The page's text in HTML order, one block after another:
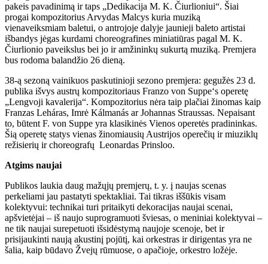
pakeis pavadinimą ir taps „Dedikacija M. K. Čiurlioniui“. Šiai
progai kompozitorius Arvydas Malcys kuria muziką
vienaveiksmiam baletui, o antrojoje dalyje jaunieji baleto artistai
išbandys jėgas kurdami choreografines miniatiūras pagal M. K.
Čiurlionio paveikslus bei jo ir amžininkų sukurtą muziką. Premjera
bus rodoma balandžio 26 dieną.
38-ą sezoną vainikuos paskutinioji sezono premjera: gegužės 23 d.
publika išvys austrų kompozitoriaus Franzo von Suppe‘s operetę
„Lengvoji kavalerija“. Kompozitorius nėra taip plačiai žinomas kaip
Franzas Leháras, Imrė Kálmanás ar Johannas Straussas. Nepaisant
to, būtent F. von Suppe yra klasikinės Vienos operetės pradininkas.
Šią operetę statys vienas žinomiausių Austrijos operečių ir miuziklų
režisierių ir choreografų Leonardas Prinsloo.
Atgims naujai
Publikos laukia daug mažųjų premjerų, t. y. į naujas scenas
perkeliami jau pastatyti spektakliai. Tai tikras iššūkis visam
kolektyvui: technikai turi pritaikyti dekoracijas naujai scenai,
apšvietėjai – iš naujo suprogramuoti šviesas, o meniniai kolektyvai –
ne tik naujai surepetuoti išsidėstymą naujoje scenoje, bet ir
prisijaukinti naują akustinį pojūtį, kai orkestras ir dirigentas yra ne
šalia, kaip būdavo Žvejų rūmuose, o apačioje, orkestro ložėje.